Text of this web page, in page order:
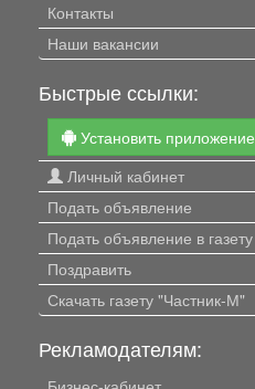
Контакты
Наши вакансии
Быстрые ссылки:
Установить приложение
Личный кабинет
Подать объявление
Подать объявление в газету
Поздравить
Скачать газету "Частник-М"
Рекламодателям: